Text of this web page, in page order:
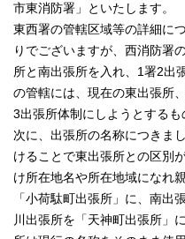
市東消防署」といたします。
東西署の管轄区域等の詳細に
りでございますが、西消防署
所と南出張所を入れ、1署2出
の管轄には、現在の東出張所
3出張所体制にしようとするも
次に、出張所の名称につきま
けることで東出張所との区別
け所在地名や所在地域になれ
「小荷駄町出張所」に、南出
川出張所を「天神町出張所」